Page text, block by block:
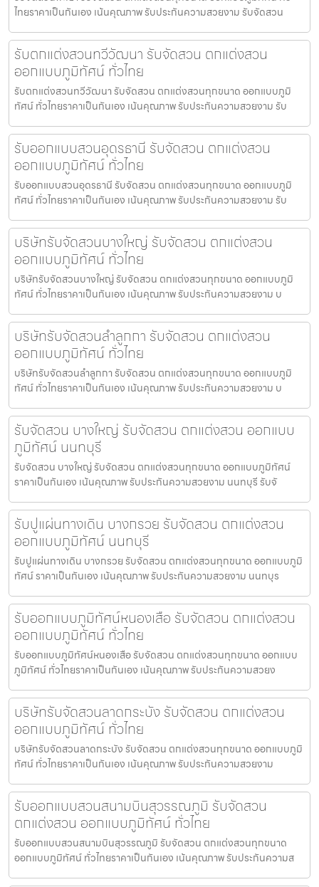
ไทยราคาเป็นกันเอง เน้นคุณภาพ รับประกันความสวยงาม รับจัดสวน
รับตกแต่งสวนทวีวัฒนา รับจัดสวน ตกแต่งสวน
ออกแบบภูมิทัศน์ ทั่วไทย
รับตกแต่งสวนทวีวัฒนา รับจัดสวน ตกแต่งสวนทุกขนาด ออกแบบภูมิ
ทัศน์ ทั่วไทยราคาเป็นกันเอง เน้นคุณภาพ รับประกันความสวยงาม รับ
รับออกแบบสวนอุดรธานี รับจัดสวน ตกแต่งสวน
ออกแบบภูมิทัศน์ ทั่วไทย
รับออกแบบสวนอุดรธานี รับจัดสวน ตกแต่งสวนทุกขนาด ออกแบบภูมิ
ทัศน์ ทั่วไทยราคาเป็นกันเอง เน้นคุณภาพ รับประกันความสวยงาม รับ
บริษัทรับจัดสวนบางใหญ่ รับจัดสวน ตกแต่งสวน
ออกแบบภูมิทัศน์ ทั่วไทย
บริษัทรับจัดสวนบางใหญ่ รับจัดสวน ตกแต่งสวนทุกขนาด ออกแบบภูมิ
ทัศน์ ทั่วไทยราคาเป็นกันเอง เน้นคุณภาพ รับประกันความสวยงาม บ
บริษัทรับจัดสวนลำลูกกา รับจัดสวน ตกแต่งสวน
ออกแบบภูมิทัศน์ ทั่วไทย
บริษัทรับจัดสวนลำลูกกา รับจัดสวน ตกแต่งสวนทุกขนาด ออกแบบภูมิ
ทัศน์ ทั่วไทยราคาเป็นกันเอง เน้นคุณภาพ รับประกันความสวยงาม บ
รับจัดสวน บางใหญ่ รับจัดสวน ตกแต่งสวน ออกแบบ
ภูมิทัศน์ นนทบุรี
รับจัดสวน บางใหญ่ รับจัดสวน ตกแต่งสวนทุกขนาด ออกแบบภูมิทัศน์
ราคาเป็นกันเอง เน้นคุณภาพ รับประกันความสวยงาม นนทบุรี รับจั
รับปูแผ่นทางเดิน บางกรวย รับจัดสวน ตกแต่งสวน
ออกแบบภูมิทัศน์ นนทบุรี
รับปูแผ่นทางเดิน บางกรวย รับจัดสวน ตกแต่งสวนทุกขนาด ออกแบบภูมิ
ทัศน์ ราคาเป็นกันเอง เน้นคุณภาพ รับประกันความสวยงาม นนทบุร
รับออกแบบภูมิทัศน์หนองเสือ รับจัดสวน ตกแต่งสวน
ออกแบบภูมิทัศน์ ทั่วไทย
รับออกแบบภูมิทัศน์หนองเสือ รับจัดสวน ตกแต่งสวนทุกขนาด ออกแบบ
ภูมิทัศน์ ทั่วไทยราคาเป็นกันเอง เน้นคุณภาพ รับประกันความสวยง
บริษัทรับจัดสวนลาดกระบัง รับจัดสวน ตกแต่งสวน
ออกแบบภูมิทัศน์ ทั่วไทย
บริษัทรับจัดสวนลาดกระบัง รับจัดสวน ตกแต่งสวนทุกขนาด ออกแบบภูมิ
ทัศน์ ทั่วไทยราคาเป็นกันเอง เน้นคุณภาพ รับประกันความสวยงาม
รับออกแบบสวนสนามบินสุวรรณภูมิ รับจัดสวน
ตกแต่งสวน ออกแบบภูมิทัศน์ ทั่วไทย
รับออกแบบสวนสนามบินสุวรรณภูมิ รับจัดสวน ตกแต่งสวนทุกขนาด
ออกแบบภูมิทัศน์ ทั่วไทยราคาเป็นกันเอง เน้นคุณภาพ รับประกันความส